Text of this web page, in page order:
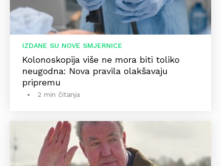
IZDANE SU NOVE SMJERNICE
Kolonoskopija više ne mora biti toliko
neugodna: Nova pravila olakšavaju
pripremu
2 min čitanja